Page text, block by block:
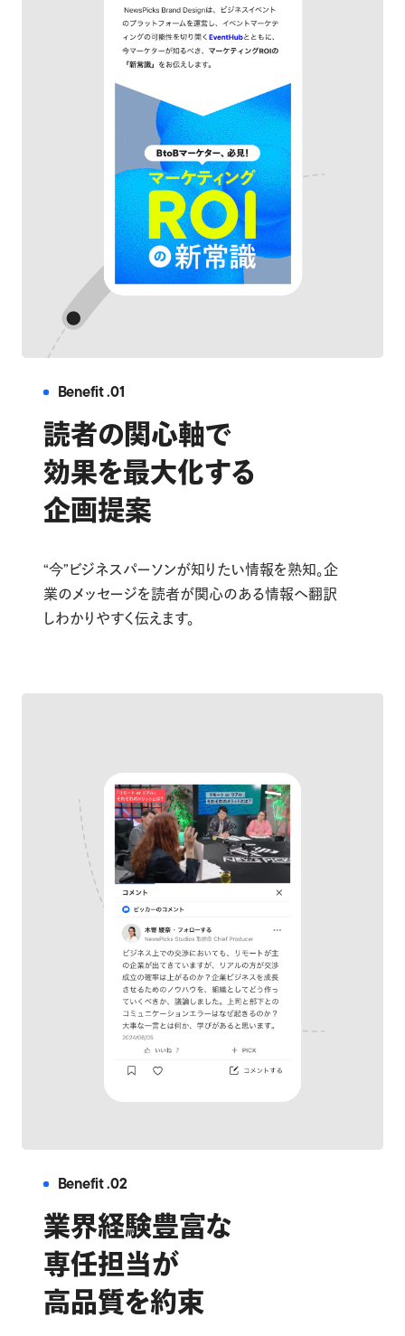
Benefit .01
読者の関心軸で
効果を最大化する
企画提案
“今”ビジネスパーソンが知りたい情報を熟知。企
業のメッセージを読者が関心のある情報へ翻訳
しわかりやすく伝えます。
Benefit .02
業界経験豊富な
専任担当が
高品質を約束